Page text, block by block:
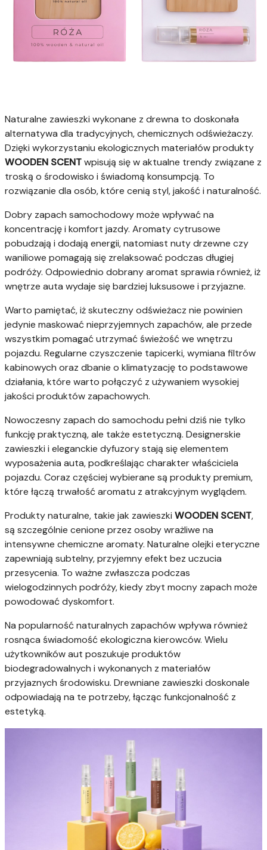
Naturalne zawieszki wykonane z drewna to doskonała
alternatywa dla tradycyjnych, chemicznych odświeżaczy.
Dzięki wykorzystaniu ekologicznych materiałów produkty
WOODEN SCENTwpisują się w aktualne trendy związane z
troską o środowisko i świadomą konsumpcją. To
rozwiązanie dla osób, które cenią styl, jakość i naturalność.
Dobry zapach samochodowy może wpływać na
koncentrację i komfort jazdy. Aromaty cytrusowe
pobudzają i dodają energii, natomiast nuty drzewne czy
waniliowe pomagają się zrelaksować podczas długiej
podróży. Odpowiednio dobrany aromat sprawia również, iż
wnętrze auta wydaje się bardziej luksusowe i przyjazne.
Warto pamiętać, iż skuteczny odświeżacz nie powinien
jedynie maskować nieprzyjemnych zapachów, ale przede
wszystkim pomagać utrzymać świeżość we wnętrzu
pojazdu. Regularne czyszczenie tapicerki, wymiana filtrów
kabinowych oraz dbanie o klimatyzację to podstawowe
działania, które warto połączyć z używaniem wysokiej
jakości produktów zapachowych.
Nowoczesny zapach do samochodu pełni dziś nie tylko
funkcję praktyczną, ale także estetyczną. Designerskie
zawieszki i eleganckie dyfuzory stają się elementem
wyposażenia auta, podkreślając charakter właściciela
pojazdu. Coraz częściej wybierane są produkty premium,
które łączą trwałość aromatu z atrakcyjnym wyglądem.
Produkty naturalne, takie jak zawieszki WOODEN SCENT,
są szczególnie cenione przez osoby wrażliwe na
intensywne chemiczne aromaty. Naturalne olejki eteryczne
zapewniają subtelny, przyjemny efekt bez uczucia
przesycenia. To ważne zwłaszcza podczas
wielogodzinnych podróży, kiedy zbyt mocny zapach może
powodować dyskomfort.
Na popularność naturalnych zapachów wpływa również
rosnąca świadomość ekologiczna kierowców. Wielu
użytkowników aut poszukuje produktów
biodegradowalnych i wykonanych z materiałów
przyjaznych środowisku. Drewniane zawieszki doskonale
odpowiadają na te potrzeby, łącząc funkcjonalność z
estetyką.